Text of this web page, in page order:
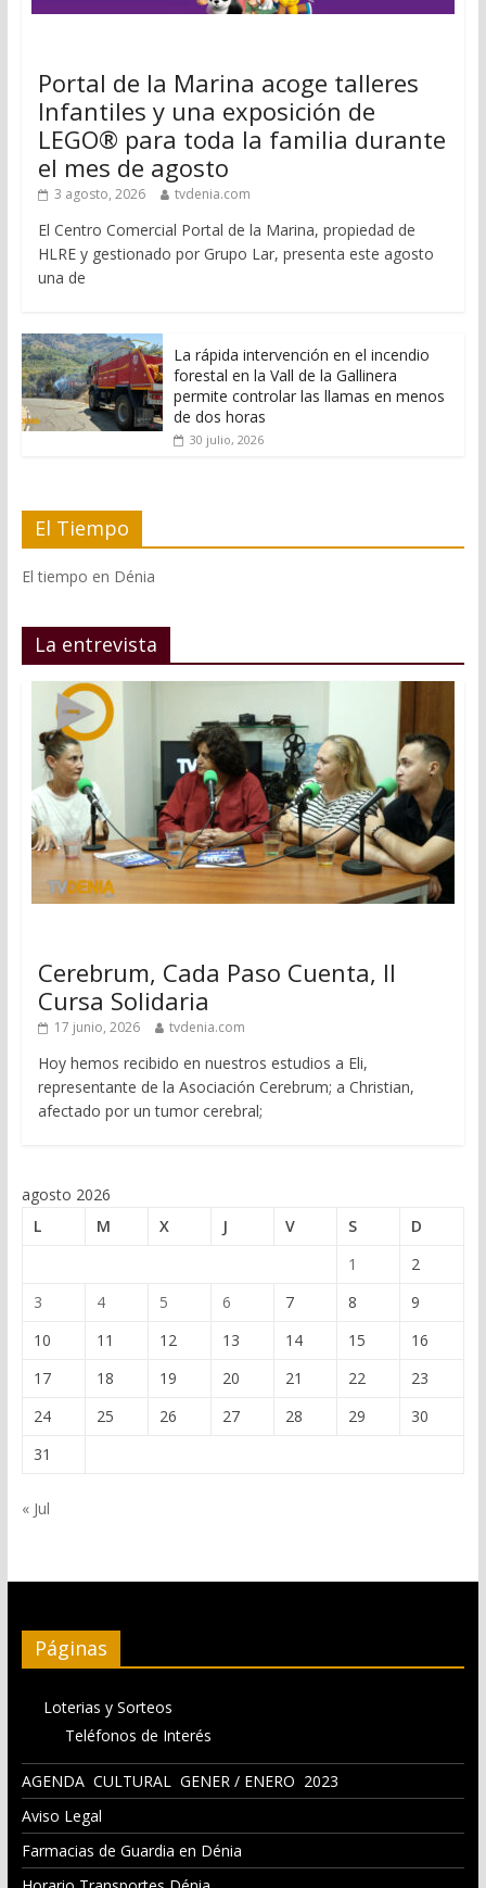
Portal de la Marina acoge talleres
Infantiles y una exposición de
LEGO® para toda la familia durante
el mes de agosto
3 agosto, 2026 tvdenia.com
El Centro Comercial Portal de la Marina, propiedad de
HLRE y gestionado por Grupo Lar, presenta este agosto
una de
La rápida intervención en el incendio
forestal en la Vall de la Gallinera
permite controlar las llamas en menos
de dos horas
30 julio, 2026
El Tiempo
El tiempo en Dénia
La entrevista
Cerebrum, Cada Paso Cuenta, II
Cursa Solidaria
17 junio, 2026 tvdenia.com
Hoy hemos recibido en nuestros estudios a Eli,
representante de la Asociación Cerebrum; a Christian,
afectado por un tumor cerebral;
agosto 2026
L
M X J V S
D
1
2
3
4 5 6 7 8
9
10
11 12 13 14 15
16
17
18 19 20 21 22
23
24
25 26 27 28 29
30
31
« Jul
Páginas
Loterias y Sorteos
Teléfonos de Interés
AGENDA CULTURAL GENER / ENERO 2023
Aviso Legal
Farmacias de Guardia en Dénia